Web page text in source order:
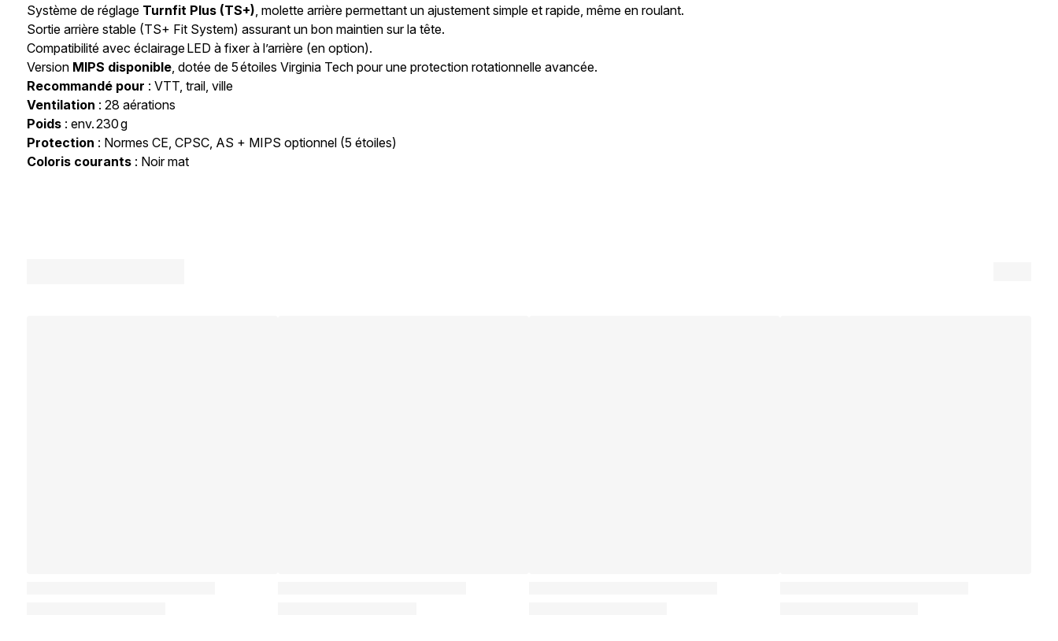
Système de réglage Turnfit Plus (TS+), molette arrière permettant un ajustement simple et rapide, même en roulant.
Sortie arrière stable (TS+ Fit System) assurant un bon maintien sur la tête.
Compatibilité avec éclairage LED à fixer à l’arrière (en option).
Version MIPS disponible, dotée de 5 étoiles Virginia Tech pour une protection rotationnelle avancée.
Recommandé pour : VTT, trail, ville
Ventilation : 28 aérations
Poids : env. 230 g
Protection : Normes CE, CPSC, AS + MIPS optionnel (5 étoiles)
Coloris courants : Noir mat